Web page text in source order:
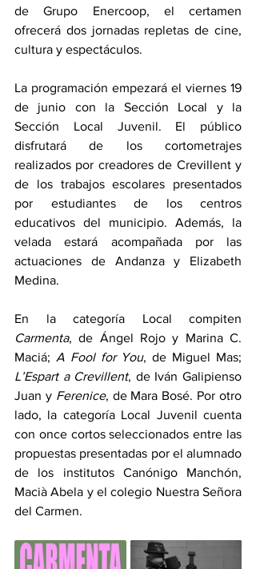
de Grupo Enercoop, el certamen
ofrecerá dos jornadas repletas de cine,
cultura y espectáculos.
La programación empezará el viernes 19
de junio con la Sección Local y la
Sección Local Juvenil. El público
disfrutará de los cortometrajes
realizados por creadores de Crevillent y
de los trabajos escolares presentados
por estudiantes de los centros
educativos del municipio. Además, la
velada estará acompañada por las
actuaciones de Andanza y Elizabeth
Medina.
Carmenta, de Ángel Rojo y Marina C.
Maciá; A Fool for You
L’Espart a Crevillent, de Iván Galipienso
Juan y Ferenice, de Mara Bosé. Por otro
lado, la categoría Local Juvenil cuenta
con once cortos seleccionados entre las
propuestas presentadas por el alumnado
de los institutos Canónigo Manchón,
Macià Abela y el colegio Nuestra Señora
del Carmen.